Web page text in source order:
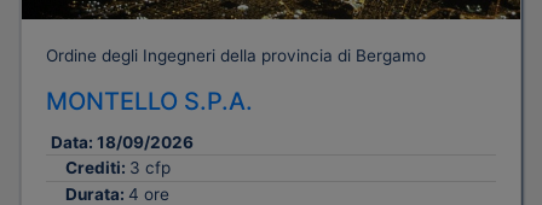
Ordine degli Ingegneri della provincia di Bergamo
MONTELLO S.P.A.
Data: 18/09/2026
Crediti: 3 cfp
Durata: 4 ore